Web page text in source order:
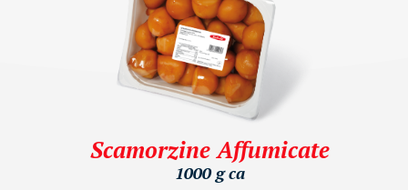
Scamorzine Affumicate
1000 g ca